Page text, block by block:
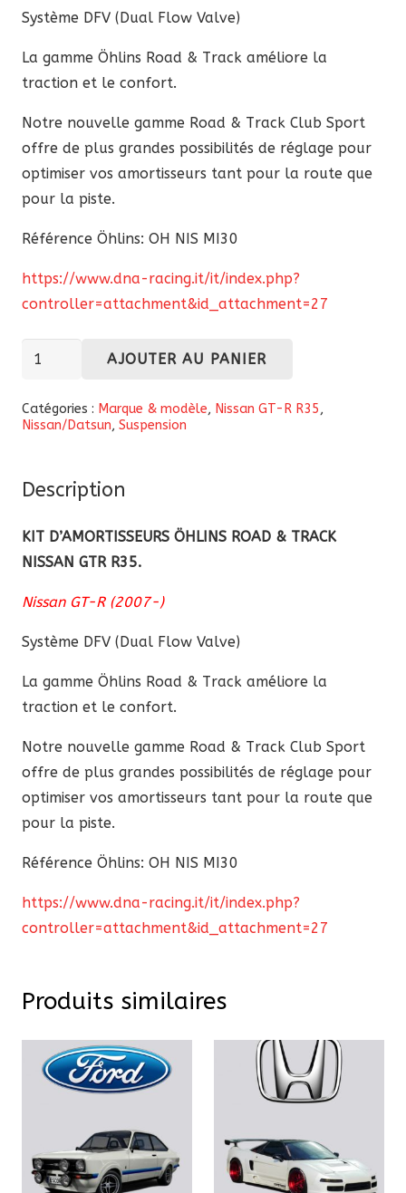
Système DFV (Dual Flow Valve)
La gamme Öhlins Road & Track améliore la
traction et le confort.
Notre nouvelle gamme Road & Track Club Sport
offre de plus grandes possibilités de réglage pour
optimiser vos amortisseurs tant pour la route que
pour la piste.
Référence Öhlins: OH NIS MI30
https://www.dna-racing.it/it/index.php?
controller=attachment&id_attachment=27
quantité
Kit
d'amortisseurs
Track
Nissan
R
AJOUTER AU PANIER
Catégories : Marque & modèle, Nissan GT-R R35,
Nissan/Datsun, Suspension
Description
KIT D’AMORTISSEURS ÖHLINS ROAD & TRACK
NISSAN GTR R35.
Nissan GT-R (2007-)
Système DFV (Dual Flow Valve)
La gamme Öhlins Road & Track améliore la
traction et le confort.
Notre nouvelle gamme Road & Track Club Sport
offre de plus grandes possibilités de réglage pour
optimiser vos amortisseurs tant pour la route que
pour la piste.
Référence Öhlins: OH NIS MI30
https://www.dna-racing.it/it/index.php?
controller=attachment&id_attachment=27
Produits similaires